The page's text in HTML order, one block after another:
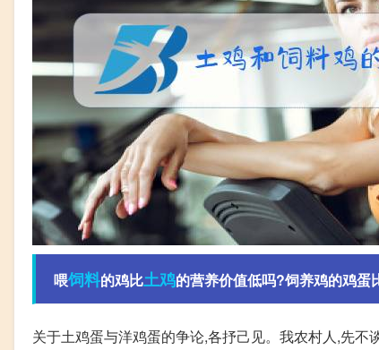
喂饲料的鸡比土鸡的营养价值低吗?饲养鸡的鸡蛋
关于土鸡蛋与洋鸡蛋的争论,各抒己见。我农村人,先